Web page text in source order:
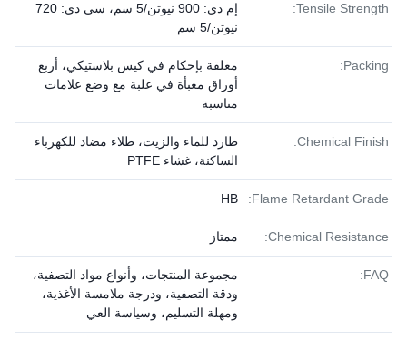
Tensile Strength:
إم دي: 900 نيوتن/5 سم، سي دي: 720
نيوتن/5 سم
Packing:
مغلقة بإحكام في كيس بلاستيكي، أربع
أوراق معبأة في علبة مع وضع علامات
مناسبة
Chemical Finish:
طارد للماء والزيت، طلاء مضاد للكهرباء
الساكنة، غشاء PTFE
Flame Retardant Grade:
HB
Chemical Resistance: ممتاز
FAQ:
مجموعة المنتجات، وأنواع مواد التصفية،
ودقة التصفية، ودرجة ملامسة الأغذية،
ومهلة التسليم، وسياسة العي